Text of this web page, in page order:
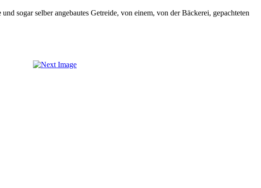
und sogar selber angebautes Getreide, von einem, von der Bäckerei, gepachteten